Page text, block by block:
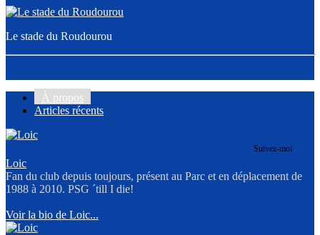
Le stade du Roudourou
À propos
Articles récents
Suivez-moi
Loic
Fan du club depuis toujours, présent au Parc et en déplacement de
1988 à 2010. PSG ´till I die!
Voir la bio de Loic...